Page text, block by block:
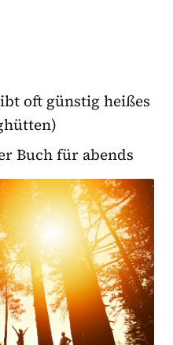
oft günstig heißes
Buch für abends